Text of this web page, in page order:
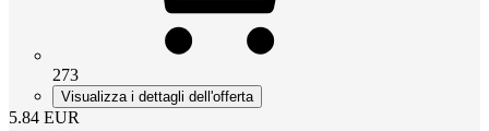
273
Visualizza i dettagli dell'offerta
5.84 EUR